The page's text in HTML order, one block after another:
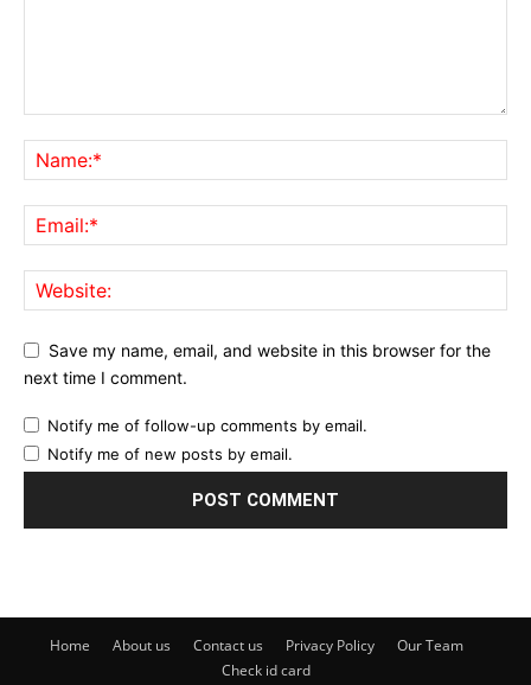
Save my name, email, and website in this browser for the
next time I comment.
Notify me of follow-up comments by email.
Notify me of new posts by email.
Home About us Contact us Privacy Policy
Our Team
Check id card